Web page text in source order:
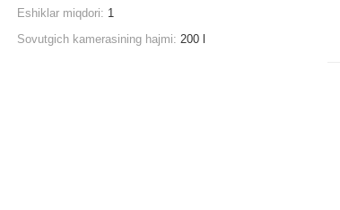
Eshiklar miqdori: 1
Sovutgich kamerasining hajmi:200 l